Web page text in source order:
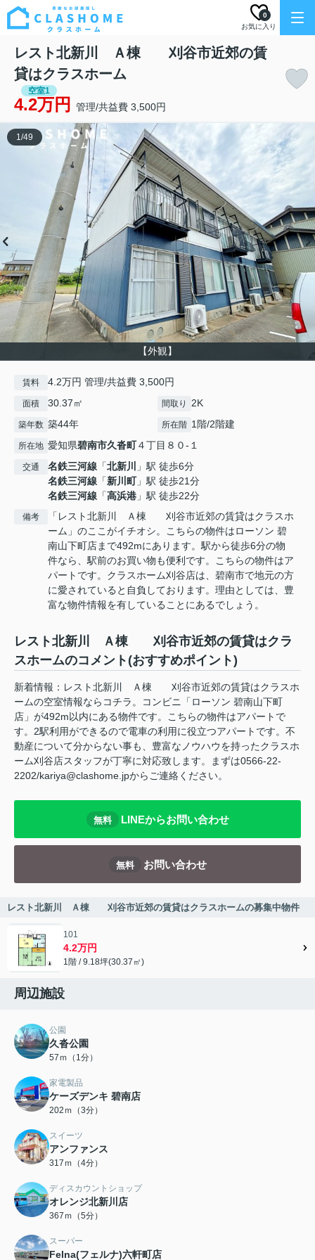
お気に入り
0
レスト北新川 Ａ棟 刈谷市近郊の賃
貸はクラスホーム
空室1
4.2万円 管理/共益費 3,500円
【外観】
1/49
賃料 4.2万円 管理/共益費 3,500円
面積 30.37㎡ 間取り 2K
築年数 築44年 所在階 1階/2階建
所在地 愛知県碧南市久沓町４丁目８０-１
交通 名鉄三河線 「北新川
」駅 徒歩6分
名鉄三河線 「新川町」駅 徒歩21分
名鉄三河線 「高浜港 」駅 徒歩22分
備考
「レスト北新川 Ａ棟 刈谷市近郊の賃貸はクラスホ
ーム」のここがイチオシ。こちらの物件はローソン 碧
南山下町店まで492mにあります。駅から徒歩6分の物
件なら、駅前のお買い物も便利です。こちらの物件はア
パートです。クラスホーム刈谷店は、碧南市で地元の方
に愛されていると自負しております。理由としては、豊
富な物件情報を有していることにあるでしょう。
レスト北新川 Ａ棟 刈谷市近郊の賃貸はクラ
スホームのコメント(おすすめポイント)
新着情報：レスト北新川 Ａ棟 刈谷市近郊の賃貸はクラスホ
ームの空室情報ならコチラ。コンビニ「ローソン 碧南山下町
店」が492m以内にある物件です。こちらの物件はアパートで
す。2駅利用ができるので電車の利用に役立つアパートです。不
動産について分からない事も、豊富なノウハウを持ったクラスホ
ーム刈谷店スタッフが丁寧に対応致します。まずは0566-22-
2202/kariya@clashome.jpからご連絡ください。
無料 LINEからお問い合わせ
無料 お問い合わせ
レスト北新川 Ａ棟 刈谷市近郊の賃貸はクラスホームの募集中物件
101
4.2万円
1階 / 9.18坪(30.37㎡)
周辺施設
公園
久沓公園
57ｍ（1分）
家電製品
ケーズデンキ 碧南店
202ｍ（3分）
スイーツ
アンファンス
317ｍ（4分）
ディスカウントショップ
オレンジ北新川店
367ｍ（5分）
スーパー
Felna(フェルナ)六軒町店